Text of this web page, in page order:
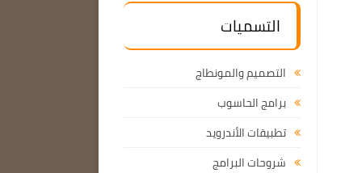
التسميات
التصميم والمونطاج
برامج الحاسوب
تطبيقات الأندرويد
شروحات البرامج